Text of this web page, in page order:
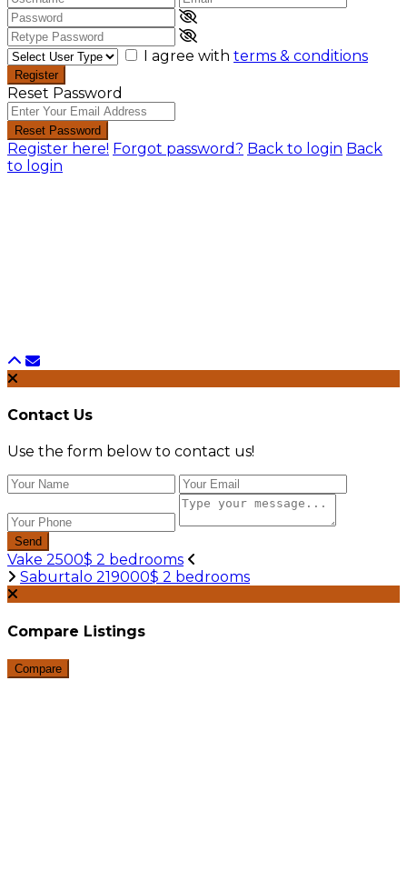
I agree with terms & conditions
Register
Reset Password
Reset Password
Register here! Forgot password? Back to login Back
to login
Contact Us
Use the form below to contact us!
Send
Vake 2500$ 2 bedrooms
Saburtalo 219000$ 2 bedrooms
Compare Listings
Compare